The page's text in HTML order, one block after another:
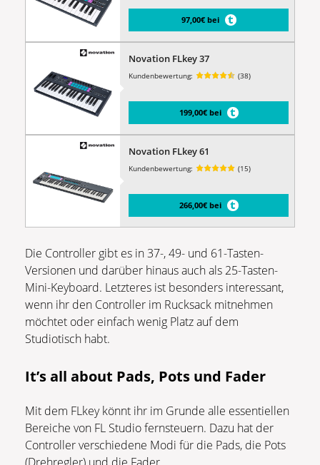
97,00€ bei
Novation FLkey 37
Kundenbewertung: (38)
199,00€ bei
Novation FLkey 61
Kundenbewertung: (15)
266,00€ bei
Die Controller gibt es in 37-, 49- und 61-Tasten-
Versionen und darüber hinaus auch als 25-Tasten-
Mini-Keyboard. Letzteres ist besonders interessant,
wenn ihr den Controller im Rucksack mitnehmen
möchtet oder einfach wenig Platz auf dem
Studiotisch habt.
It’s all about Pads, Pots und Fader
Mit dem FLkey könnt ihr im Grunde alle essentiellen
Bereiche von FL Studio fernsteuern. Dazu hat der
Controller verschiedene Modi für die Pads, die Pots